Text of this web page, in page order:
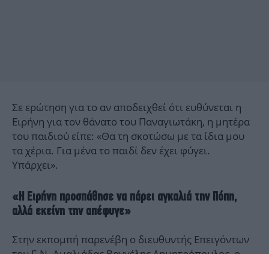
Σε ερώτηση για το αν αποδειχθεί ότι ευθύνεται η
Ειρήνη για τον θάνατο του Παναγιωτάκη, η μητέρα
του παιδιού είπε: «Θα τη σκοτώσω με τα ίδια μου
τα χέρια. Για μένα το παιδί δεν έχει φύγει.
Υπάρχει».
«Η Ειρήνη προσπάθησε να πάρει αγκαλιά την Πόπη,
αλλά εκείνη την απέφυγε»
Στην εκπομπή παρενέβη ο διευθυντής Επειγόντων